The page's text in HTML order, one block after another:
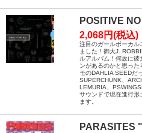
POSITIVE
2,068円(税込)
注目のガールボーカル
ました！御大J.
ルアルバム！何故に
ンがあるのかと思っ
モのDAHLIA SEEDだ
SUPERCHUNK、
LEMURIA、
サウンドで現在進行形
ます。
PARASITES